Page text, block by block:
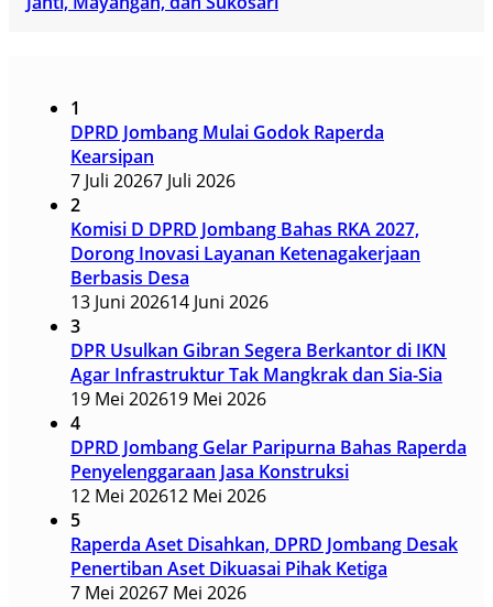
1
DPRD Jombang Mulai Godok Raperda
Kearsipan
7 Juli 20267 Juli 2026
2
Komisi D DPRD Jombang Bahas RKA 2027,
Dorong Inovasi Layanan Ketenagakerjaan
Berbasis Desa
13 Juni 202614 Juni 2026
3
DPR Usulkan Gibran Segera Berkantor di IKN
Agar Infrastruktur Tak Mangkrak dan Sia-Sia
19 Mei 202619 Mei 2026
4
DPRD Jombang Gelar Paripurna Bahas Raperda
Penyelenggaraan Jasa Konstruksi
12 Mei 202612 Mei 2026
5
Raperda Aset Disahkan, DPRD Jombang Desak
Penertiban Aset Dikuasai Pihak Ketiga
7 Mei 20267 Mei 2026